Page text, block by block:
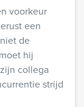
voorkeur
een
de
hij
collega
strijd